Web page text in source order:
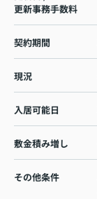
更新事務手数料
契約期間
現況
入居可能日
敷金積み増し
その他条件